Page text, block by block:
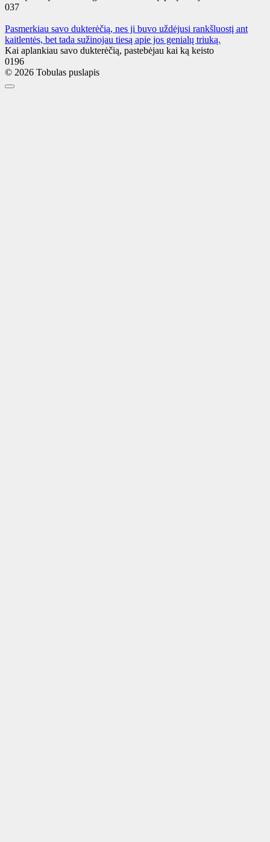
037
Pasmerkiau savo dukterėčią, nes ji buvo uždėjusi rankšluostį ant
kaitlentės, bet tada sužinojau tiesą apie jos genialų triuką.
Kai aplankiau savo dukterėčią, pastebėjau kai ką keisto
0196
© 2026 Tobulas puslapis